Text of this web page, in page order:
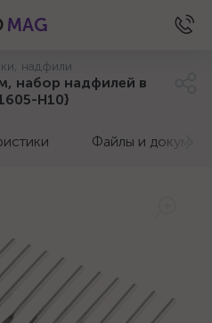
MAG
надфили
набор надфилей в
H10}
Файлы и